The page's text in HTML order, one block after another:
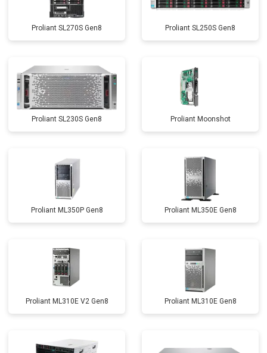
Proliant SL270S Gen8 Proliant SL250S Gen8
Proliant SL230S Gen8 Proliant Moonshot
Proliant ML350P Gen8 Proliant ML350E Gen8
Proliant ML310E V2 Gen8 Proliant ML310E Gen8